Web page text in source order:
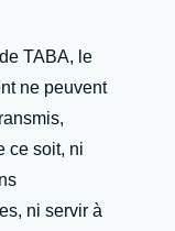
TABA, le
ne peuvent
ce soit, ni
ni servir à